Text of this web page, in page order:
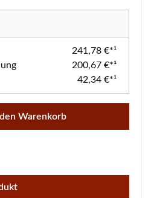
241,78 €*¹
200,67 €*¹
42,34 €*¹
oder benutze die Schaltflächen um die
den Warenkorb